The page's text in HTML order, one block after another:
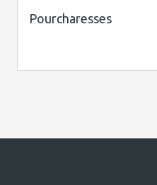
Pourcharesses